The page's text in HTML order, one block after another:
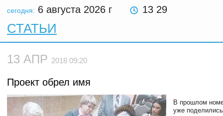
сегодня: 6 августа 2026 г 13 29
СТАТЬИ
13 АПР 2018 09:20
Проект обрел имя
В прошлом
уже